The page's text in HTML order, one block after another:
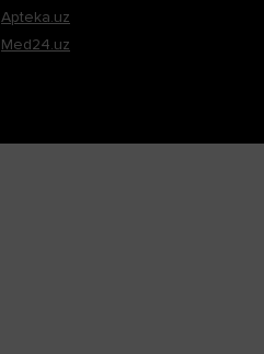
Apteka.uz
Med24.uz